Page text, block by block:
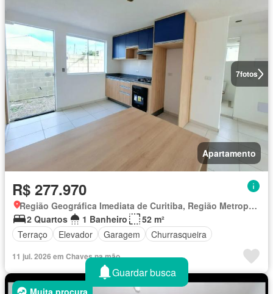
7fotos
Apartamento
R$ 277.970
Região Geográfica Imediata de Curitiba, Região Metropolitana de Curitiba
2 Quartos
1 Banheiro
52 m²
Terraço
Elevador Garagem Churrasqueira
11 jul. 2026 em Chaves na mão
Muita procura
Guardar busca